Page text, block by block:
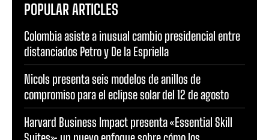
POPULAR ARTICLES
Colombia asiste a inusual cambio presidencial entre
distanciados Petro y De la Espriella
Nicols presenta seis modelos de anillos de
compromiso para el eclipse solar del 12 de agosto
Harvard Business Impact presenta «Essential Skill